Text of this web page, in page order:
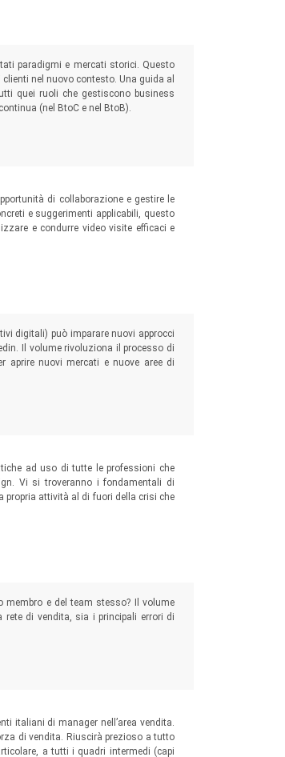
paradigmi e mercati storici. Questo
nel nuovo contesto. Una guida al
quei ruoli che gestiscono business
(nel BtoC e nel BtoB).
di collaborazione e gestire le
e suggerimenti applicabili, questo
e condurre video visite efficaci e
digitali) può imparare nuovi approcci
Il volume rivoluziona il processo di
aprire nuovi mercati e nuove aree di
ad uso di tutte le professioni che
Vi si troveranno i fondamentali di
propria attività al di fuori della crisi che
membro e del team stesso? Il volume
di vendita, sia i principali errori di
italiani di manager nell’area vendita.
di vendita. Riuscirà prezioso a tutto
a tutti i quadri intermedi (capi